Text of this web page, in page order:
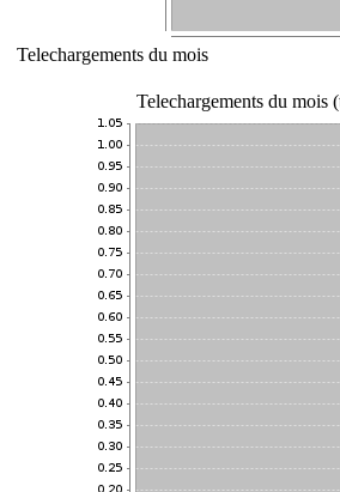
Telechargements du mois
Telechargements du mois